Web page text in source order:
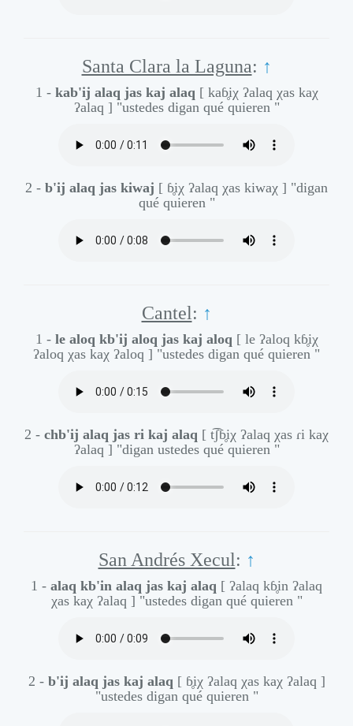
Santa Clara la Laguna: ↑
1 - kab'ij alaq jas kaj alaq [ kaɓ̥iχ ʔalaq χas kaχ
ʔalaq ] "ustedes digan qué quieren "
2 - b'ij alaq jas kiwaj [ ɓ̥iχ ʔalaq χas kiwaχ ] "digan
qué quieren "
Cantel: ↑
1 - le aloq kb'ij aloq jas kaj aloq [ le ʔaloq kɓ̥iχ
ʔaloq χas kaχ ʔaloq ] "ustedes digan qué quieren "
2 - chb'ij alaq jas ri kaj alaq [ t͡ʃɓ̥iχ ʔalaq χas ɾi kaχ
ʔalaq ] "digan ustedes qué quieren "
San Andrés Xecul: ↑
1 - alaq kb'in alaq jas kaj alaq [ ʔalaq kɓ̥in ʔalaq
χas kaχ ʔalaq ] "ustedes digan qué quieren "
2 - b'ij alaq jas kaj alaq [ ɓ̥iχ ʔalaq χas kaχ ʔalaq ]
"ustedes digan qué quieren "